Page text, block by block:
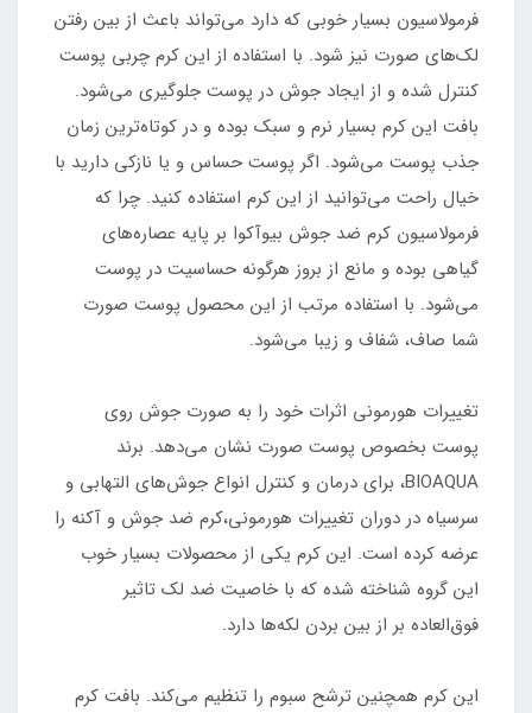
فرمولاسیون بسیار خوبی که دارد می‌تواند باعث از بین رفتن
لک‌های صورت نیز شود. با استفاده از این کرم چربی پوست
کنترل شده و از ایجاد جوش در پوست جلوگیری می‌شود.
بافت این کرم بسیار نرم و سبک بوده و در کوتاه‌ترین زمان
جذب پوست می‌شود. اگر پوست حساس و یا نازکی دارید با
خیال راحت می‌توانید از این کرم استفاده کنید. چرا که
فرمولاسیون کرم ضد جوش بیوآکوا بر پایه عصاره‌های
گیاهی بوده و مانع از بروز هرگونه حساسیت در پوست
می‌شود. با استفاده مرتب از این محصول پوست صورت
شما صاف، شفاف و زیبا می‌شود.
تغییرات هورمونی اثرات خود را به صورت جوش‌ روی
پوست بخصوص پوست صورت نشان می‌دهد. برند
BIOAQUA، برای درمان و کنترل انواع جوش‌های التهابی و
سرسیاه در دوران تغییرات هورمونی،کرم ضد جوش و آکنه را
عرضه کرده است. این کرم یکی از محصولات بسیار خوب
این گروه شناخته شده که با خاصیت ضد لک تاثیر
فوق‌العاده بر از بین بردن لکه‌ها دارد.
این کرم همچنین ترشح سبوم را تنظیم می‌کند. بافت کرم